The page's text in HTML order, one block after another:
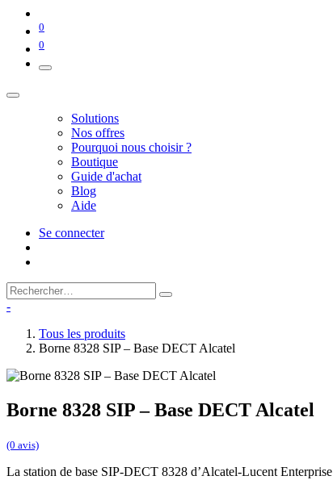
0
0
Solutions
Nos offres
Pourquoi nous choisir ?
Boutique
Guide d'achat
Blog
Aide
Se connecter
-
Tous les produits
Borne 8328 SIP – Base DECT Alcatel
Borne 8328 SIP – Base DECT Alcatel
(0 avis)
La station de base SIP-DECT 8328 d’Alcatel-Lucent